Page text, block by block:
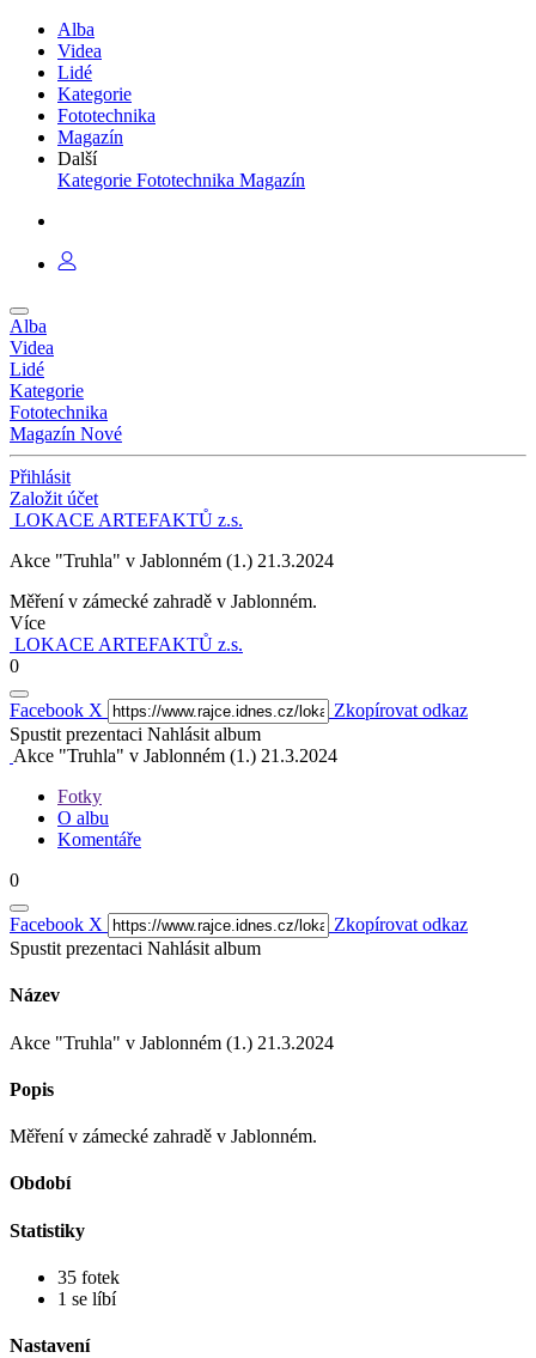
Alba
Videa
Lidé
Kategorie
Fototechnika
Magazín
Další
Kategorie Fototechnika Magazín
Alba
Videa
Lidé
Kategorie
Fototechnika
Magazín Nové
Přihlásit
Založit účet
LOKACE ARTEFAKTŮ z.s.
Akce "Truhla" v Jablonném (1.) 21.3.2024
Měření v zámecké zahradě v Jablonném.
Více
LOKACE ARTEFAKTŮ z.s.
0
Facebook X
Zkopírovat odkaz
Spustit prezentaci Nahlásit album
Akce "Truhla" v Jablonném (1.) 21.3.2024
Fotky
O albu
Komentáře
0
Facebook X
Zkopírovat odkaz
Spustit prezentaci Nahlásit album
Název
Akce "Truhla" v Jablonném (1.) 21.3.2024
Popis
Měření v zámecké zahradě v Jablonném.
Období
Statistiky
35 fotek
1 se líbí
Nastavení